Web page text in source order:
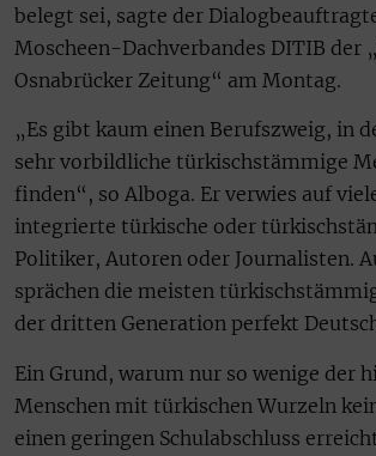
belegt sei, sagte der
Moscheen-Dachverbandes DITIB der
Osnabrücker Zeitung“ am Montag.
„Es gibt kaum einen Berufszweig, in
sehr vorbildliche türkischstämmige
finden“, so Alboga. Er verwies auf
integrierte türkische oder
Politiker, Autoren oder Journalisten.
sprächen die meisten
der dritten Generation perfekt
Ein Grund, warum nur so wenige der
Menschen mit türkischen Wurzeln
einen geringen Schulabschluss